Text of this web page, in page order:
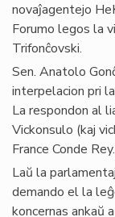
novaĵagentejo
Forumo legos la
Trifonĉovski.
Sen. Anatolo
interpelacion pri
La respondon al
Vickonsulo (kaj
France Conde Rey.
Laŭ la
demando el la
koncernas ankaŭ